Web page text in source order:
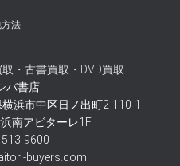
法
・古書買取・DVD買取
バ書店
浜市中区日ノ出町2-110-1
南アビターレ1F
9600
buyers.com